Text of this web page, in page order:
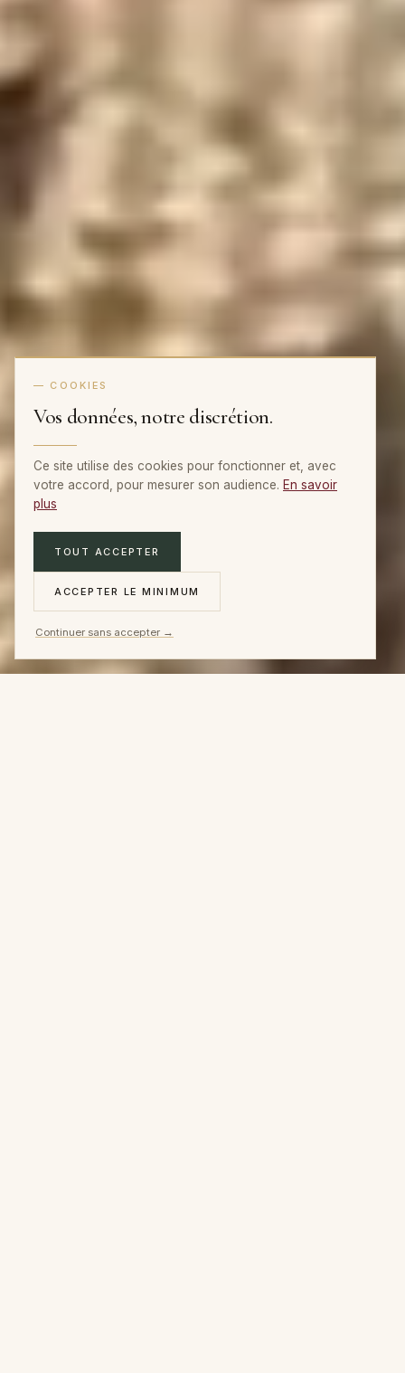
— COOKIES
Vos données, notre discrétion.
Ce site utilise des cookies pour fonctionner et, avec
votre accord, pour mesurer son audience. En savoir
plus
TOUT ACCEPTER
ACCEPTER LE MINIMUM
Continuer sans accepter →